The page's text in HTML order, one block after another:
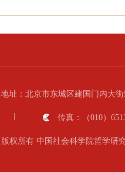
地址：北京市东城区建国门内大街
传真：（010）
版权所有 中国社会科学院哲学研